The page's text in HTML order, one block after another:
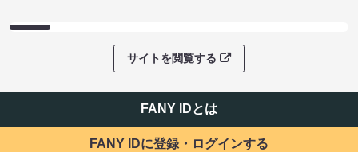
サイトを閲覧する
FANY IDとは
FANY IDに登録・ログインする